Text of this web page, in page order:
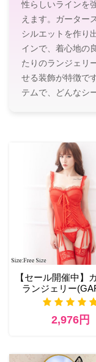
性らしいラインを
えます。ガーター
シルエットを作り
インで、着心地の
たりのランジェリ
せる装飾が特徴で
テムで、どんなシ
【セール開催中】
ランジェリー
LINGERIE) エロ コスプレ
2,976円